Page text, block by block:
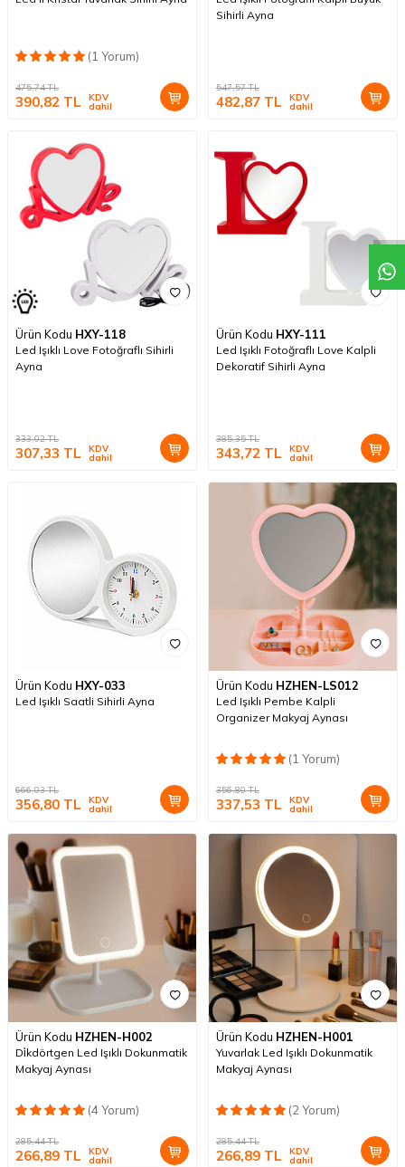
(1 Yorum)
475,74TL
390,82 TL KDV
dahil
Sihirli Ayna
547,57TL
482,87 TL KDV
dahil
Ürün Kodu HXY-118
Led Işıklı Love Fotoğraflı Sihirli
Ayna
333,02TL
307,33 TL KDV
dahil
Ürün Kodu HXY-111
Led Işıklı Fotoğraflı Love Kalpli
Dekoratif Sihirli Ayna
385,35TL
343,72 TL KDV
dahil
Ürün Kodu HXY-033
Led Işıklı Saatli Sihirli Ayna
666,03TL
356,80 TL KDV
dahil
Ürün Kodu HZHEN-LS012
Led Işıklı Pembe Kalpli
Organizer Makyaj Aynası
(1 Yorum)
356,80TL
337,53 TL KDV
dahil
Ürün Kodu HZHEN-H002
Di̇kdörtgen Led Işıklı Dokunmatik
Makyaj Aynası
(4 Yorum)
285,44TL
266,89 TL KDV
dahil
Ürün Kodu HZHEN-H001
Yuvarlak Led Işıklı Dokunmatik
Makyaj Aynası
(2 Yorum)
285,44TL
266,89 TL KDV
dahil